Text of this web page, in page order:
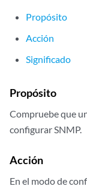
Propósito
Acción
Significado
Propósito
Compruebe que
configurar SNMP.
Acción
En el modo de